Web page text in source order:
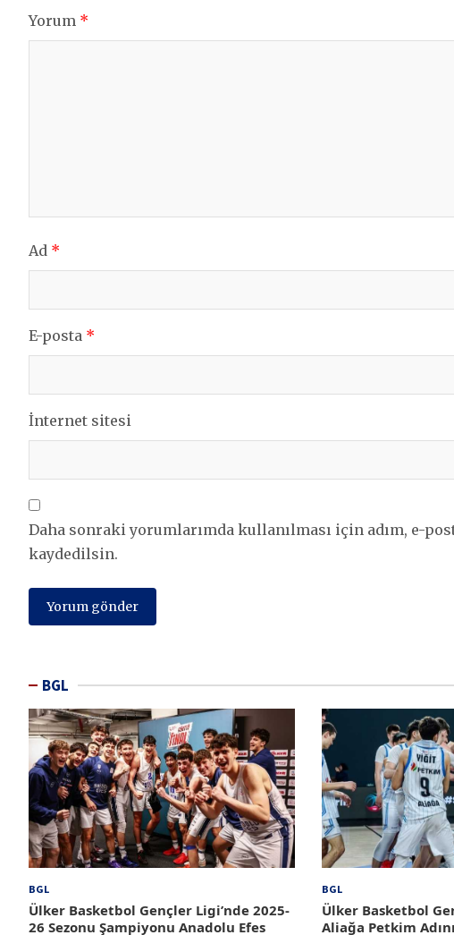
Yorum *
Ad *
E-posta *
İnternet sitesi
Daha sonraki yorumlarımda kullanılması için adım, e-
kaydedilsin.
BGL
BGL
Ülker Basketbol Gençler Ligi’nde 2025-
26 Sezonu Şampiyonu Anadolu Efes
BGL
Ülker Basketbol
Aliağa Petkim